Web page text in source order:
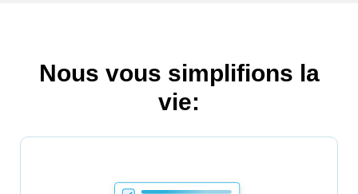
Nous vous simplifions la
vie: